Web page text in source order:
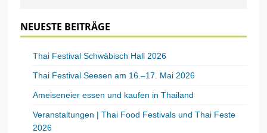
NEUESTE BEITRÄGE
Thai Festival Schwäbisch Hall 2026
Thai Festival Seesen am 16.–17. Mai 2026
Ameiseneier essen und kaufen in Thailand
Veranstaltungen | Thai Food Festivals und Thai Feste
2026